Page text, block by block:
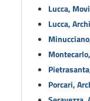
Lucca,
Lucca,
Porcari,